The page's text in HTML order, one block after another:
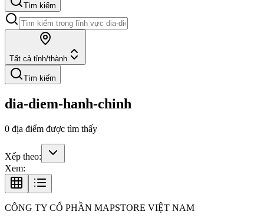
Tìm kiếm
Tất cả tỉnh/thành
Tìm kiếm
dia-diem-hanh-chinh
0 địa điểm được tìm thấy
Xếp theo:
Xem:
CÔNG TY CỔ PHẦN MAPSTORE VIỆT NAM